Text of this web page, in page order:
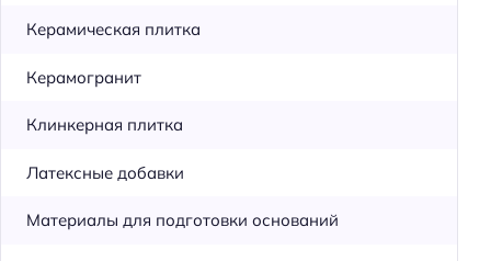
Керамическая плитка
Керамогранит
Клинкерная плитка
Латексные добавки
Материалы для подготовки оснований